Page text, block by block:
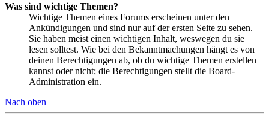
Was sind wichtige Themen?
Wichtige Themen eines Forums erscheinen unter den
Ankündigungen und sind nur auf der ersten Seite zu sehen.
Sie haben meist einen wichtigen Inhalt, weswegen du sie
lesen solltest. Wie bei den Bekanntmachungen hängt es von
deinen Berechtigungen ab, ob du wichtige Themen erstellen
kannst oder nicht; die Berechtigungen stellt die Board-
Administration ein.
Nach oben